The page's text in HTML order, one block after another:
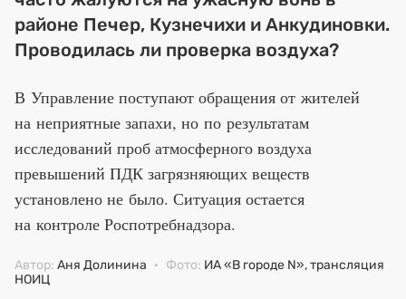
районе Печер, Кузнечихи и Анкудиновки.
Проводилась ли проверка воздуха?
В Управление поступают обращения от жителей
на неприятные запахи, но по результатам
исследований проб атмосферного воздуха
превышений ПДК загрязняющих веществ
установлено не было. Ситуация остается
на контроле Роспотребнадзора.
Автор: Аня Долинина · Фото: ИА «В городе N», трансляция
НОИЦ